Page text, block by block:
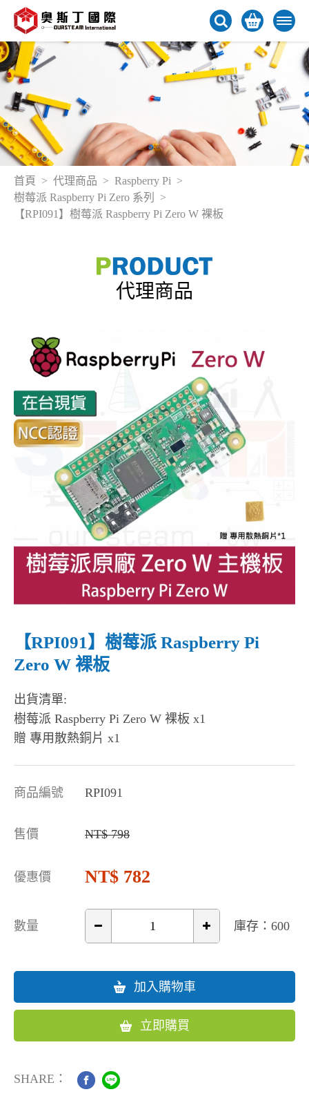
首頁 代理商品
Raspberry Pi
樹莓派 Raspberry Pi Zero 系列
【RPI091】樹莓派 Raspberry Pi Zero W 裸板
代理商品
【RPI091】樹莓派 Raspberry Pi
Zero W 裸板
出貨清單:
樹莓派 Raspberry Pi Zero W 裸板 x1
贈 專用散熱銅片 x1
商品編號 RPI091
售價 798
優惠價 782
數量 庫存：600
加入購物車
立即購買
SHARE：